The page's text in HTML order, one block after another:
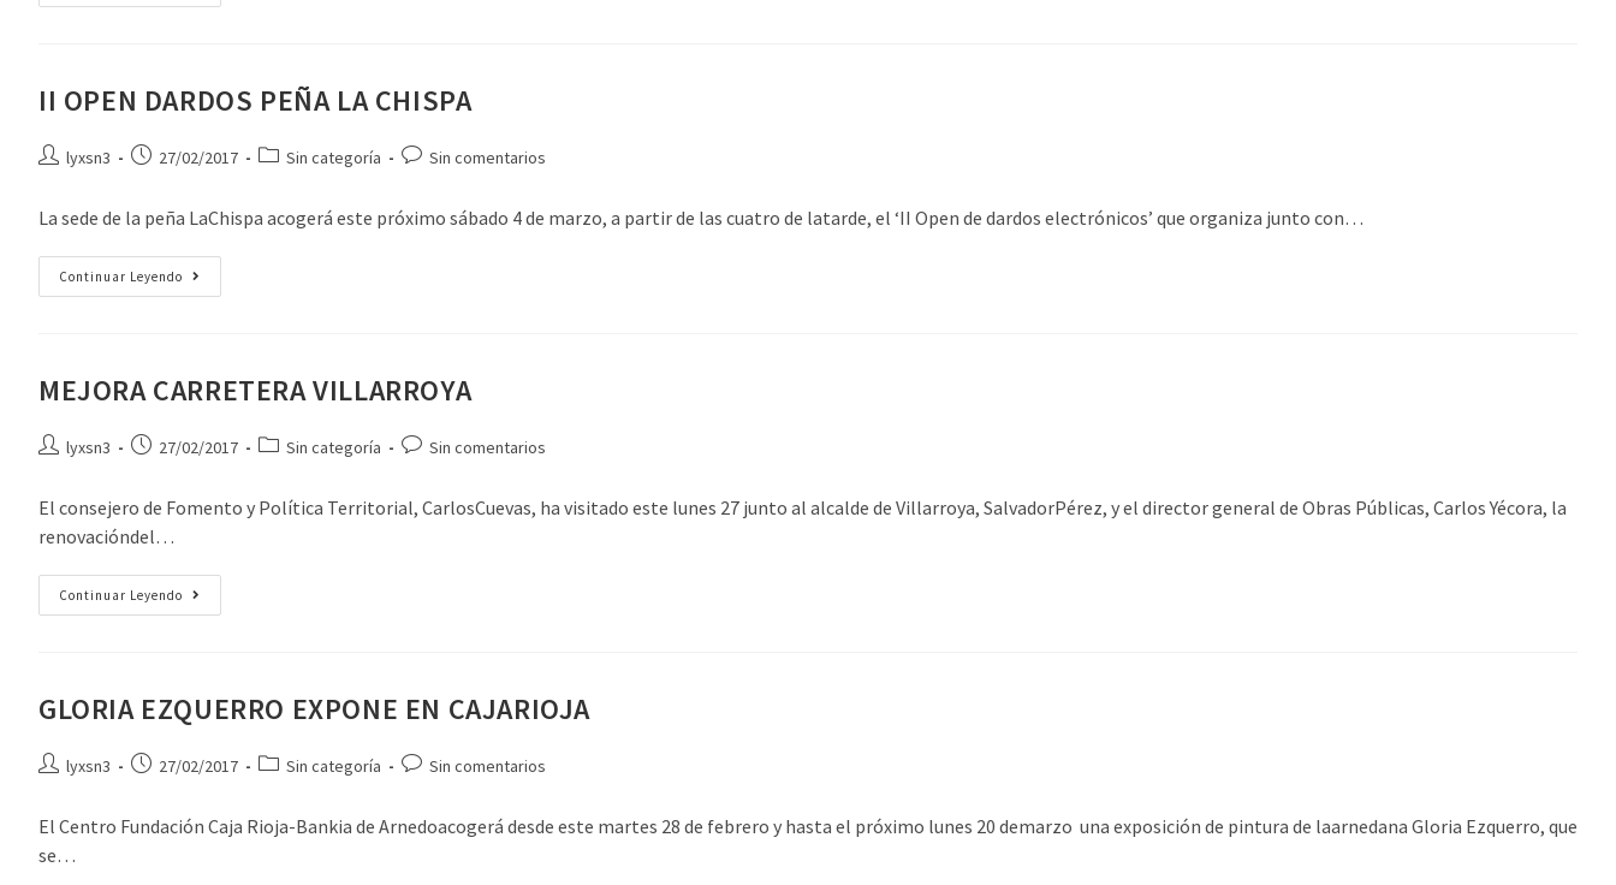
II OPEN DARDOS PEÑA LA CHISPA
lyxsn3 27/02/2017 Sin categoría Sin comentarios
La sede de la peña LaChispa acogerá este próximo sábado 4 de marzo, a partir de las cuatro de latarde, el ‘II Open de dardos electrónicos’ que organiza junto con…
Continuar Leyendo
MEJORA CARRETERA VILLARROYA
lyxsn3 27/02/2017 Sin categoría Sin comentarios
El consejero de Fomento y Política Territorial, CarlosCuevas, ha visitado este lunes 27 junto al alcalde de Villarroya, SalvadorPérez, y el director general de Obras Públicas, Carlos Yécora, la
renovacióndel…
Continuar Leyendo
GLORIA EZQUERRO EXPONE EN CAJARIOJA
lyxsn3 27/02/2017 Sin categoría Sin comentarios
El Centro Fundación Caja Rioja-Bankia de Arnedoacogerá desde este martes 28 de febrero y hasta el próximo lunes 20 demarzo una exposición de pintura de laarnedana Gloria Ezquerro, que
se…